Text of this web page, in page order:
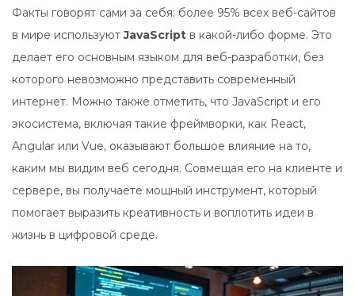
Факты говорят сами за себя: более 95% всех веб-сайтов
в мире используютJavaScript в какой-либо форме. Это
делает его основным языком для веб-разработки, без
которого невозможно представить современный
интернет. Можно также отметить, что JavaScript и его
экосистема, включая такие фреймворки, как React,
Angular или Vue, оказывают большое влияние на то,
каким мы видим веб сегодня. Совмещая его на клиенте и
сервере, вы получаете мощный инструмент, который
помогает выразить креативность и воплотить идеи в
жизнь в цифровой среде.